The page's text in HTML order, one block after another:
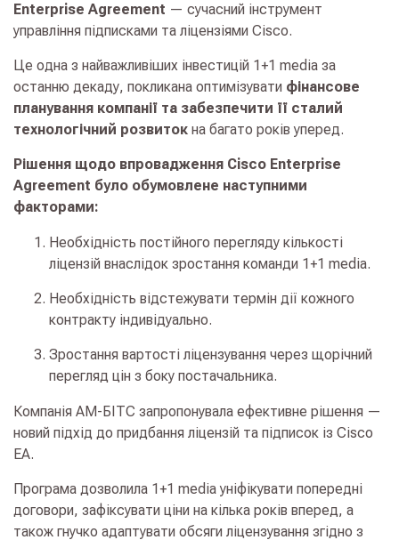
Enterprise Agreement — сучасний інструмент
управління підписками та ліцензіями Cisco.
Це одна з найважливіших інвестицій 1+1 media за
останню декаду, покликана оптимізувати фінансове
планування компанії та забезпечити її сталий
технологічний розвиток на багато років уперед.
Рішення щодо впровадження Cisco Enterprise
Agreement було обумовлене наступними
факторами:
Необхідність постійного перегляду кількості
ліцензій внаслідок зростання команди 1+1 media.
Необхідність відстежувати термін дії кожного
контракту індивідуально.
Зростання вартості ліцензування через щорічний
перегляд цін з боку постачальника.
Компанія АМ-БІТС запропонувала ефективне рішення —
новий підхід до придбання ліцензій та підписок із Cisco
ЕA.
Програма дозволила 1+1 mediaуніфікувати попередні
договори, зафіксувати ціни на кілька років вперед, а
також гнучко адаптувати обсяги ліцензування згідно з